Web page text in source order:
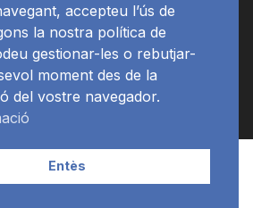
APP Programació
accepteu l’ús de
la nostra política de
gestionar-les o rebutjar-
moment des de la
del vostre navegador.
Entès